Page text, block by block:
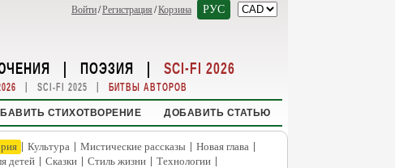
Войти/Регистрация /Корзина РУС
| ПОЭЗИЯ | SCI-FI 2026
| SCI-FI 2025 | БИТВЫ АВТОРОВ
СТИХОТВОРЕНИЕ ДОБАВИТЬ СТАТЬЮ
| Культура | Мистические рассказы | Новая глава |
детей | Сказки | Стиль жизни | Технологии |